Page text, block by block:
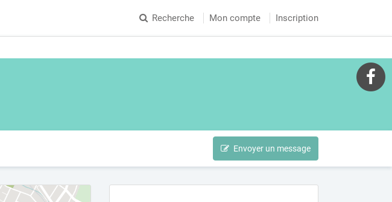
Recherche Mon compte Inscription
Envoyer un message